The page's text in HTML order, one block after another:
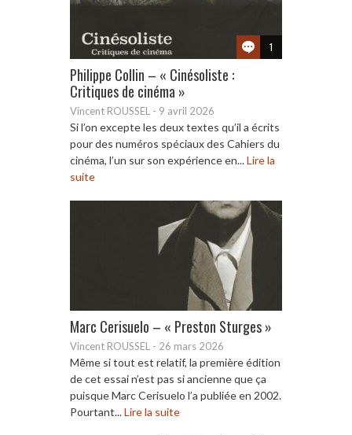
1
Philippe Collin – « Cinésoliste :
Critiques de cinéma »
Vincent ROUSSEL - 9 avril 2026
Si l’on excepte les deux textes qu’il a écrits
pour des numéros spéciaux des Cahiers du
cinéma, l’un sur son expérience en...Lire la
suite
Marc Cerisuelo – « Preston Sturges »
Vincent ROUSSEL - 26 mars 2026
Même si tout est relatif, la première édition
de cet essai n’est pas si ancienne que ça
puisque Marc Cerisuelo l’a publiée en 2002.
Pourtant...Lire la suite